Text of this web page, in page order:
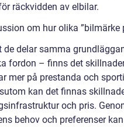
räckvidden av elbilar.
om hur olika ”bilmärke
de delar samma
fordon – finns det
mer på prestanda och
kan det finnas
och pris.
behov och preferenser